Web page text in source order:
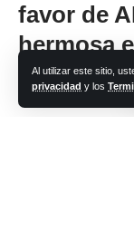
Al utilizar este sitio,
privacidad y los
favor de
hermosa
Share